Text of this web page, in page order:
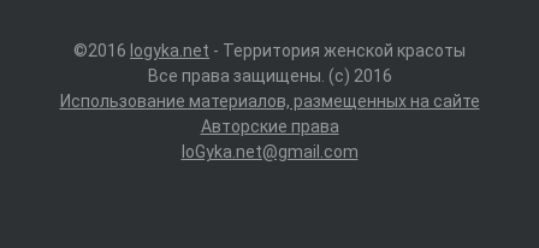
©2016 logyka.net - Территория женской красоты
Все права защищены. (c) 2016
Использование материалов, размещенных на сайте
Авторские права
loGyka.net@gmail.com